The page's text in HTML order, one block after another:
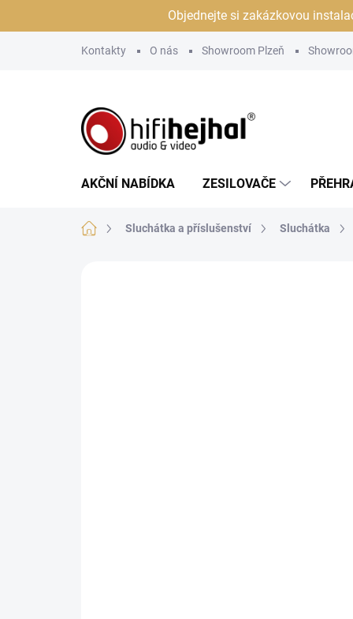
Objednejte si zakázkovou
Kontakty O nás Showroom Plzeň
AKČNÍ NABÍDKA ZESILOVAČE
Domů Sluchátka a příslušenství Sluchátka